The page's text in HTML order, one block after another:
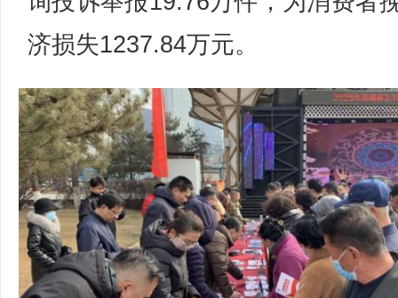
济损失1237.84万元。